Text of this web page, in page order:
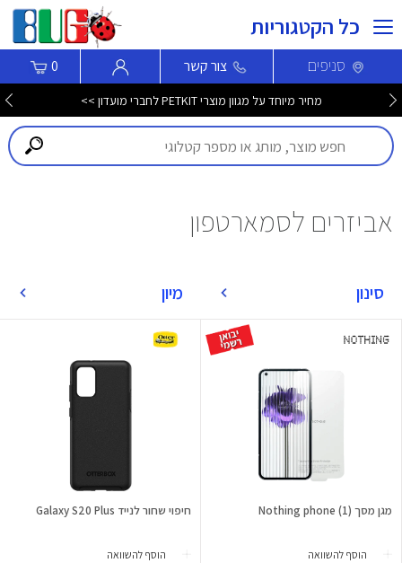
כל הקטגוריות
סניפים צור קשר 0
מחיר מיוחד על מגוון מוצרי PETKIT לחברי מועדון >>
אביזרים לסמארטפון
סינון מיון
מגן מסך (1) Nothing phone
הוסף להשוואה
חיפוי שחור לנייד Galaxy S20 Plus
הוסף להשוואה